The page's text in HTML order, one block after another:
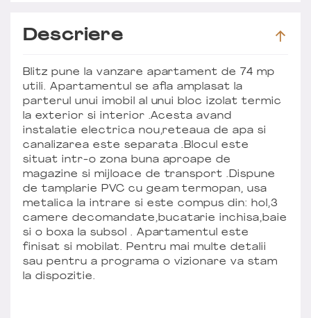
Descriere
Blitz pune la vanzare apartament de 74 mp
utili. Apartamentul se afla amplasat la
parterul unui imobil al unui bloc izolat termic
la exterior si interior .Acesta avand
instalatie electrica nou,reteaua de apa si
canalizarea este separata .Blocul este
situat intr-o zona buna aproape de
magazine si mijloace de transport .Dispune
de tamplarie PVC cu geam termopan, usa
metalica la intrare si este compus din: hol,3
camere decomandate,bucatarie inchisa,baie
si o boxa la subsol . Apartamentul este
finisat si mobilat. Pentru mai multe detalii
sau pentru a programa o vizionare va stam
la dispozitie.